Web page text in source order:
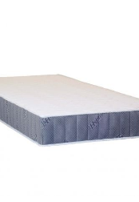
Hypnos Theia